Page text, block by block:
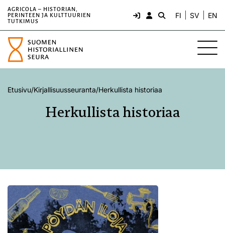
AGRICOLA – HISTORIAN,
PERINTEEN JA KULTTUURIEN
TUTKIMUS
FI SV EN
Etusivu/Kirjallisuusseuranta/Herkullista historiaa
Herkullista historiaa